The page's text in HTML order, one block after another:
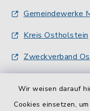
Wir weisen darauf
Cookies einsetzen,
Gemeindewerke
Kreis Ostholstein
Zweckverband